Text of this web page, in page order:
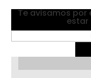
Te avisamos por
estar